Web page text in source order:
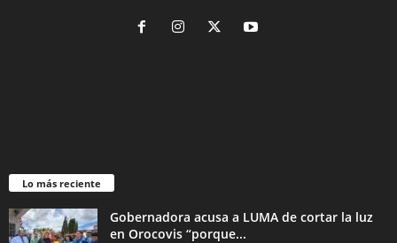
Lo más reciente
Gobernadora acusa a LUMA de cortar la luz
en Orocovis “porque...